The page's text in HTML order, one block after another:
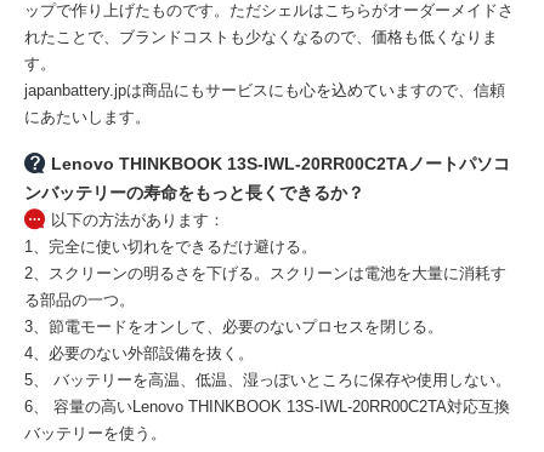
ップで作り上げたものです。ただシェルはこちらがオーダーメイドさ
れたことで、ブランドコストも少なくなるので、価格も低くなりま
す。
japanbattery.jpは商品にもサービスにも心を込めていますので、信頼
にあたいします。
Lenovo THINKBOOK 13S-IWL-20RR00C2TAノートパソコ
ンバッテリーの寿命をもっと長くできるか？
以下の方法があります：
1、完全に使い切れをできるだけ避ける。
2、スクリーンの明るさを下げる。スクリーンは電池を大量に消耗す
る部品の一つ。
3、節電モードをオンして、必要のないプロセスを閉じる。
4、必要のない外部設備を抜く。
5、 バッテリーを高温、低温、湿っぽいところに保存や使用しない。
6、 容量の高いLenovo THINKBOOK 13S-IWL-20RR00C2TA対応互換
バッテリーを使う。